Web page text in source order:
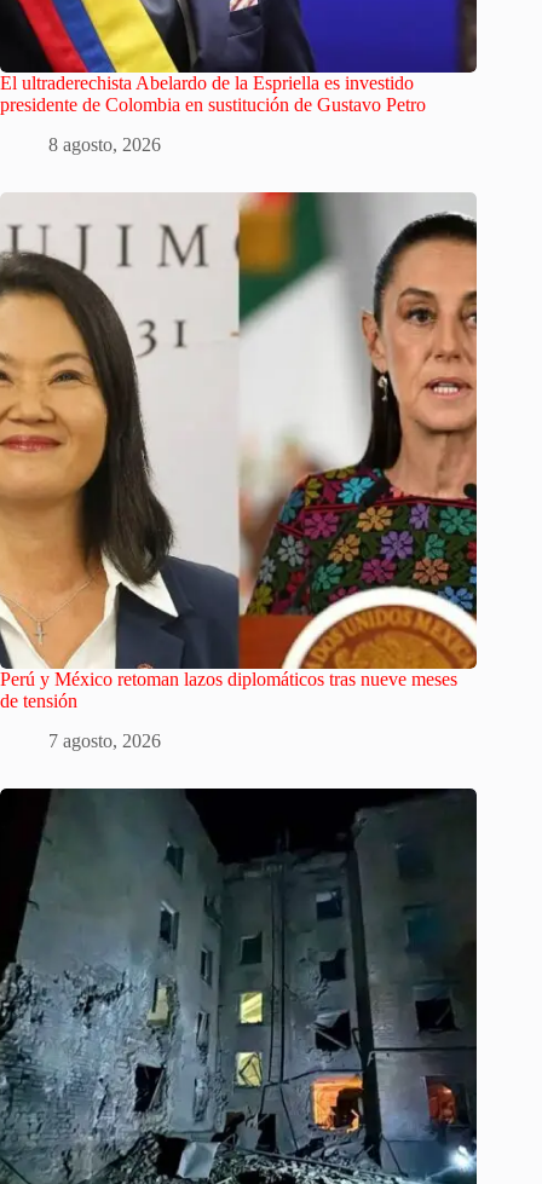
El ultraderechista Abelardo de la Espriella es investido
presidente de Colombia en sustitución de Gustavo Petro
8 agosto, 2026
Perú y México retoman lazos diplomáticos tras nueve meses
de tensión
7 agosto, 2026